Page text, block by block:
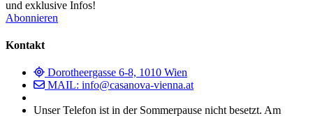
und exklusive Infos!
Abonnieren
Kontakt
Dorotheergasse 6-8, 1010 Wien
MAIL: info@casanova-vienna.at
Unser Telefon ist in der Sommerpause nicht besetzt. Am